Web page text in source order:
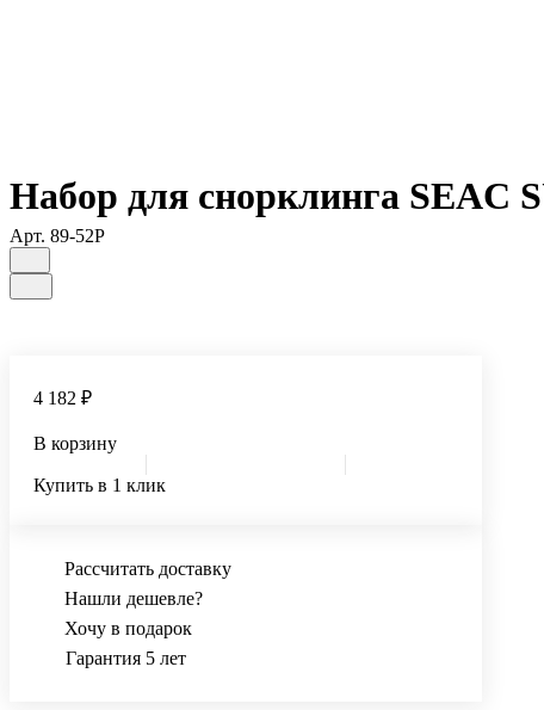
Набор для снорклинга SEAC
Арт. 89-52P
4 182 ₽
В корзину
Купить в 1 клик
Рассчитать доставку
Нашли дешевле?
Хочу в подарок
Гарантия 5 лет